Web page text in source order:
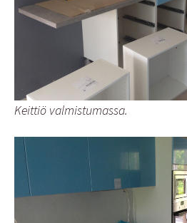
Keittiö valmistumassa.